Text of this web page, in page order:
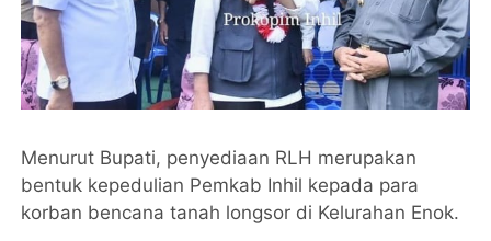
Menurut Bupati, penyediaan RLH merupakan
bentuk kepedulian Pemkab Inhil kepada para
korban bencana tanah longsor di Kelurahan Enok.